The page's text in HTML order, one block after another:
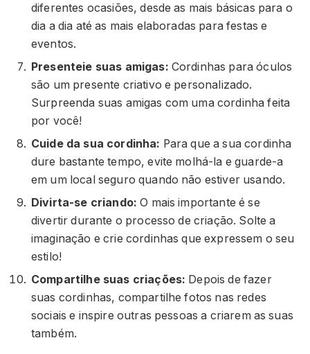
diferentes ocasiões, desde as mais básicas para o
dia a dia até as mais elaboradas para festas e
eventos.
Presenteie suas amigas: Cordinhas para óculos
são um presente criativo e personalizado.
Surpreenda suas amigas com uma cordinha feita
por você!
Cuide da sua cordinha: Para que a sua cordinha
dure bastante tempo, evite molhá-la e guarde-a
em um local seguro quando não estiver usando.
Divirta-se criando: O mais importante é se
divertir durante o processo de criação. Solte a
imaginação e crie cordinhas que expressem o seu
estilo!
Compartilhe suas criações: Depois de fazer
suas cordinhas, compartilhe fotos nas redes
sociais e inspire outras pessoas a criarem as suas
também.